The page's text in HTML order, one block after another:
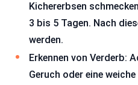
Kichererbsen
3 bis 5 Tagen. Nach
werden.
Erkennen von Verderb:
Geruch oder eine